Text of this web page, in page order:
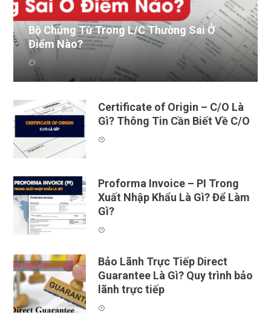
Bộ Chứng Từ Trong L/C Thường Sai Ở
Điểm Nào?
Bộ chứng từ trong L/C chuẩn chỉnh được ví như
Certificate of Origin – C/O Là
Gì? Thông Tin Cần Biết Về C/O
Proforma Invoice – PI Trong
Xuất Nhập Khẩu Là Gì? Để Làm
Gì?
Bảo Lãnh Trực Tiếp Direct
Guarantee Là Gì? Quy trình bảo
lãnh trực tiếp